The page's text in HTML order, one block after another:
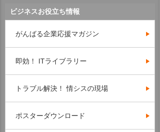
ビジネスお役立ち情報
がんばる企業応援マガジン
即効！ ITライブラリー
トラブル解決！ 情シスの現場
ポスターダウンロード